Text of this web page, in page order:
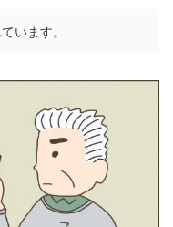
います。